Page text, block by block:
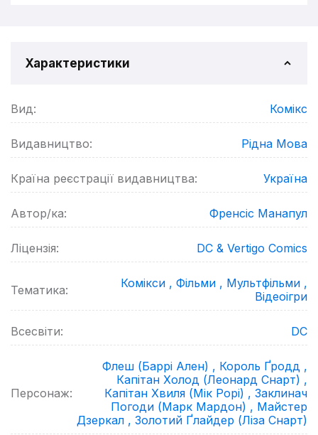
Характеристики
Вид: Комікс
Видавництво: Рідна Мова
Країна реєстрації видавництва: Україна
Автор/ка: Френсіс Манапул
Ліцензія: DC & Vertigo Comics
Тематика: Комікси , Фільми , Мультфільми ,
Відеоігри
Всесвіти: DC
Персонаж:
Флеш (Баррі Ален) , Король Ґродд ,
Капітан Холод (Леонард Снарт) ,
Капітан Хвиля (Мік Рорі) , Заклинач
Погоди (Марк Мардон) , Майстер
Дзеркал , Золотий Ґлайдер (Ліза Снарт)